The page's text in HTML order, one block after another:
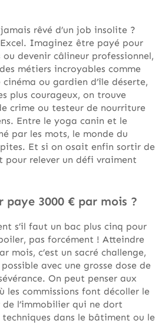
rêvé d’un job insolite ?
Imaginez être payé pour
devenir câlineur professionnel,
métiers incroyables comme
cinéma ou gardien d’île déserte,
plus courageux, on trouve
crime ou testeur de nourriture
Entre le yoga canin et le
par les mots, le monde du
Et si on osait enfin sortir de
pour relever un défi vraiment
paye 3000 € par mois ?
s’il faut un bac plus cinq pour
pas forcément ! Atteindre
mois, c’est un sacré challenge,
avec une grosse dose de
On peut penser aux
les commissions font décoller le
l’immobilier qui ne dort
dans le bâtiment ou le